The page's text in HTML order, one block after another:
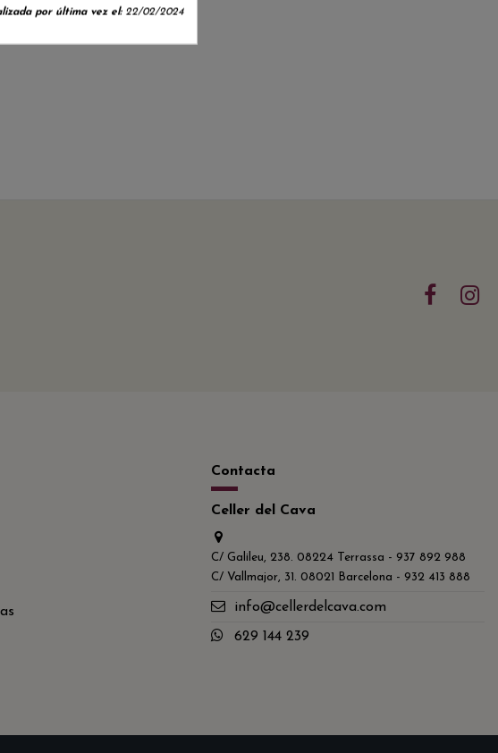
Contacta
Celler del Cava
C/ Galileu, 238. 08224 Terrassa - 937 892 988
C/ Vallmajor, 31. 08021 Barcelona - 932 413 888
info@cellerdelcava.com
629 144 239
por última vez el:22/02/2024